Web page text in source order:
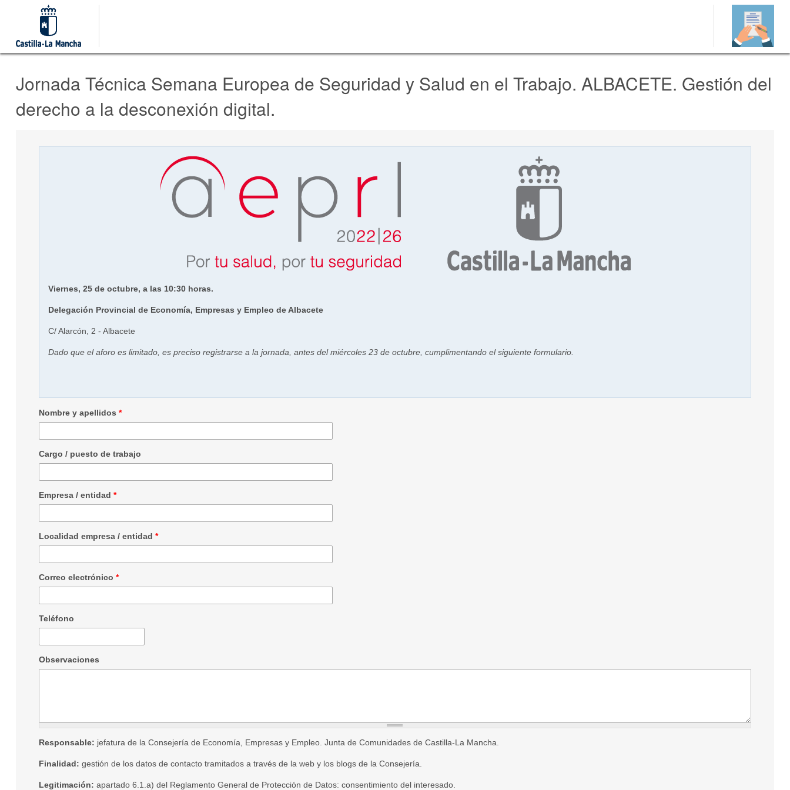
Jornada Técnica Semana Europea de Seguridad y Salud en el Trabajo. ALBACETE. Gestión del
derecho a la desconexión digital.
Viernes, 25 de octubre, a las 10:30 horas.
Delegación Provincial de Economía, Empresas y Empleo de Albacete
C/ Alarcón, 2 - Albacete
Dado que el aforo es limitado, es preciso registrarse a la jornada, antes del miércoles 23 de octubre, cumplimentando el siguiente formulario.
Nombre y apellidos *
Cargo / puesto de trabajo
Empresa / entidad *
Localidad empresa / entidad *
Correo electrónico *
Teléfono
Observaciones
Responsable: jefatura de la Consejería de Economía, Empresas y Empleo. Junta de Comunidades de Castilla-La Mancha.
Finalidad: gestión de los datos de contacto tramitados a través de la web y los blogs de la Consejería.
Legitimación: apartado 6.1.a) del Reglamento General de Protección de Datos: consentimiento del interesado.